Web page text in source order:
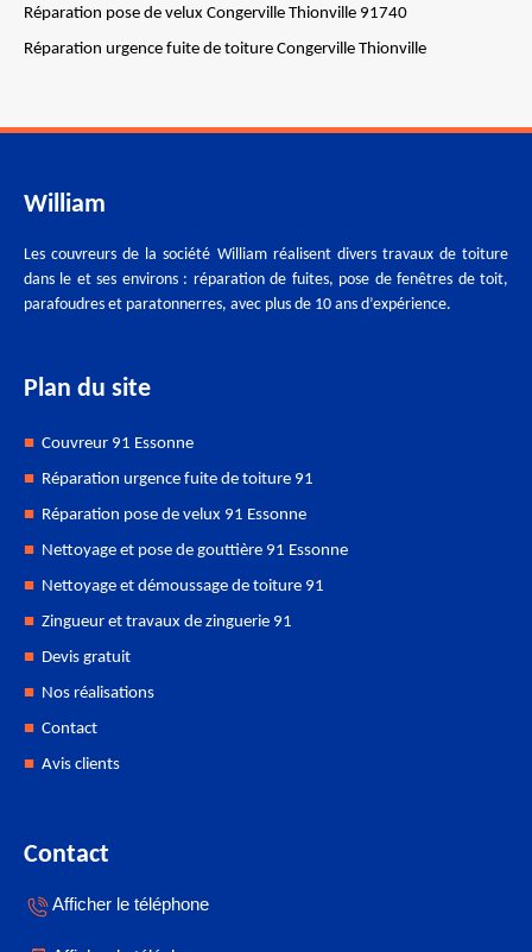
Réparation pose de velux Congerville Thionville 91740
Réparation urgence fuite de toiture Congerville Thionville
William
Les couvreurs de la société William réalisent divers travaux de toiture
dans le et ses environs : réparation de fuites, pose de fenêtres de toit,
parafoudres et paratonnerres, avec plus de 10 ans d’expérience.
Plan du site
Couvreur 91 Essonne
Réparation urgence fuite de toiture 91
Réparation pose de velux 91 Essonne
Nettoyage et pose de gouttière 91 Essonne
Nettoyage et démoussage de toiture 91
Zingueur et travaux de zinguerie 91
Devis gratuit
Nos réalisations
Contact
Avis clients
Contact
Afficher le téléphone